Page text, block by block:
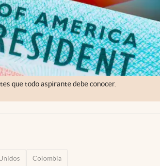
que todo aspirante debe conocer.
Colombia